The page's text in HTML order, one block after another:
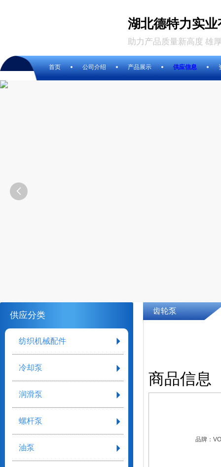
湖北德特力实
助力产品质量新高度 雄
首页 公司介绍 产品展示 供应信息

供应分类
纺织机械配件
冷却泵
润滑泵
螺杆泵
油泵
齿轮泵
商品信息
品牌：